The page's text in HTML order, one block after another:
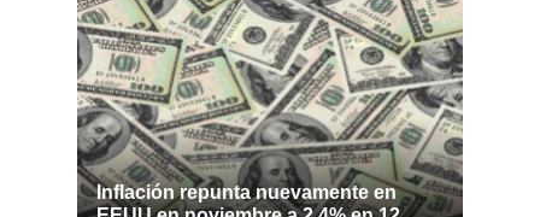
Inflación repunta nuevamente en